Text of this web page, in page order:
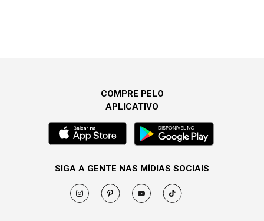
COMPRE PELO
APLICATIVO
SIGA A GENTE NAS MÍDIAS SOCIAIS